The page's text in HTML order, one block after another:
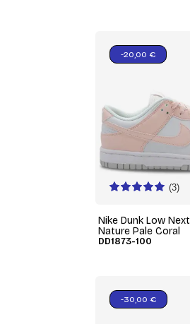
(3)
Nike Dunk Low Next
Nature Pale Coral
DD1873-100
-20,00 €
-30,00 €